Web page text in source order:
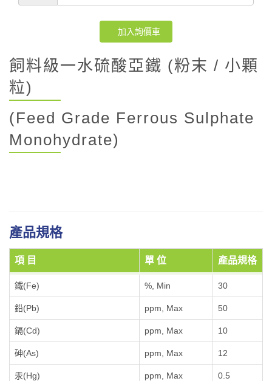
加入詢價車
飼料級一水硫酸亞鐵 (粉末 / 小顆
粒)
(Feed Grade Ferrous Sulphate
Monohydrate)
產品規格
項 目 單 位 產品規格
鐵(Fe) %, Min 30
鉛(Pb) ppm, Max 50
鎘(Cd) ppm, Max 10
砷(As) ppm, Max 12
汞(Hg) ppm, Max 0.5